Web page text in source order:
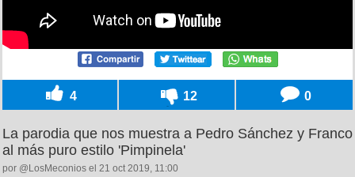
4 12 0
La parodia que nos muestra a Pedro Sánchez y Franco
al más puro estilo 'Pimpinela'
por @LosMeconios el 21 oct 2019, 11:00